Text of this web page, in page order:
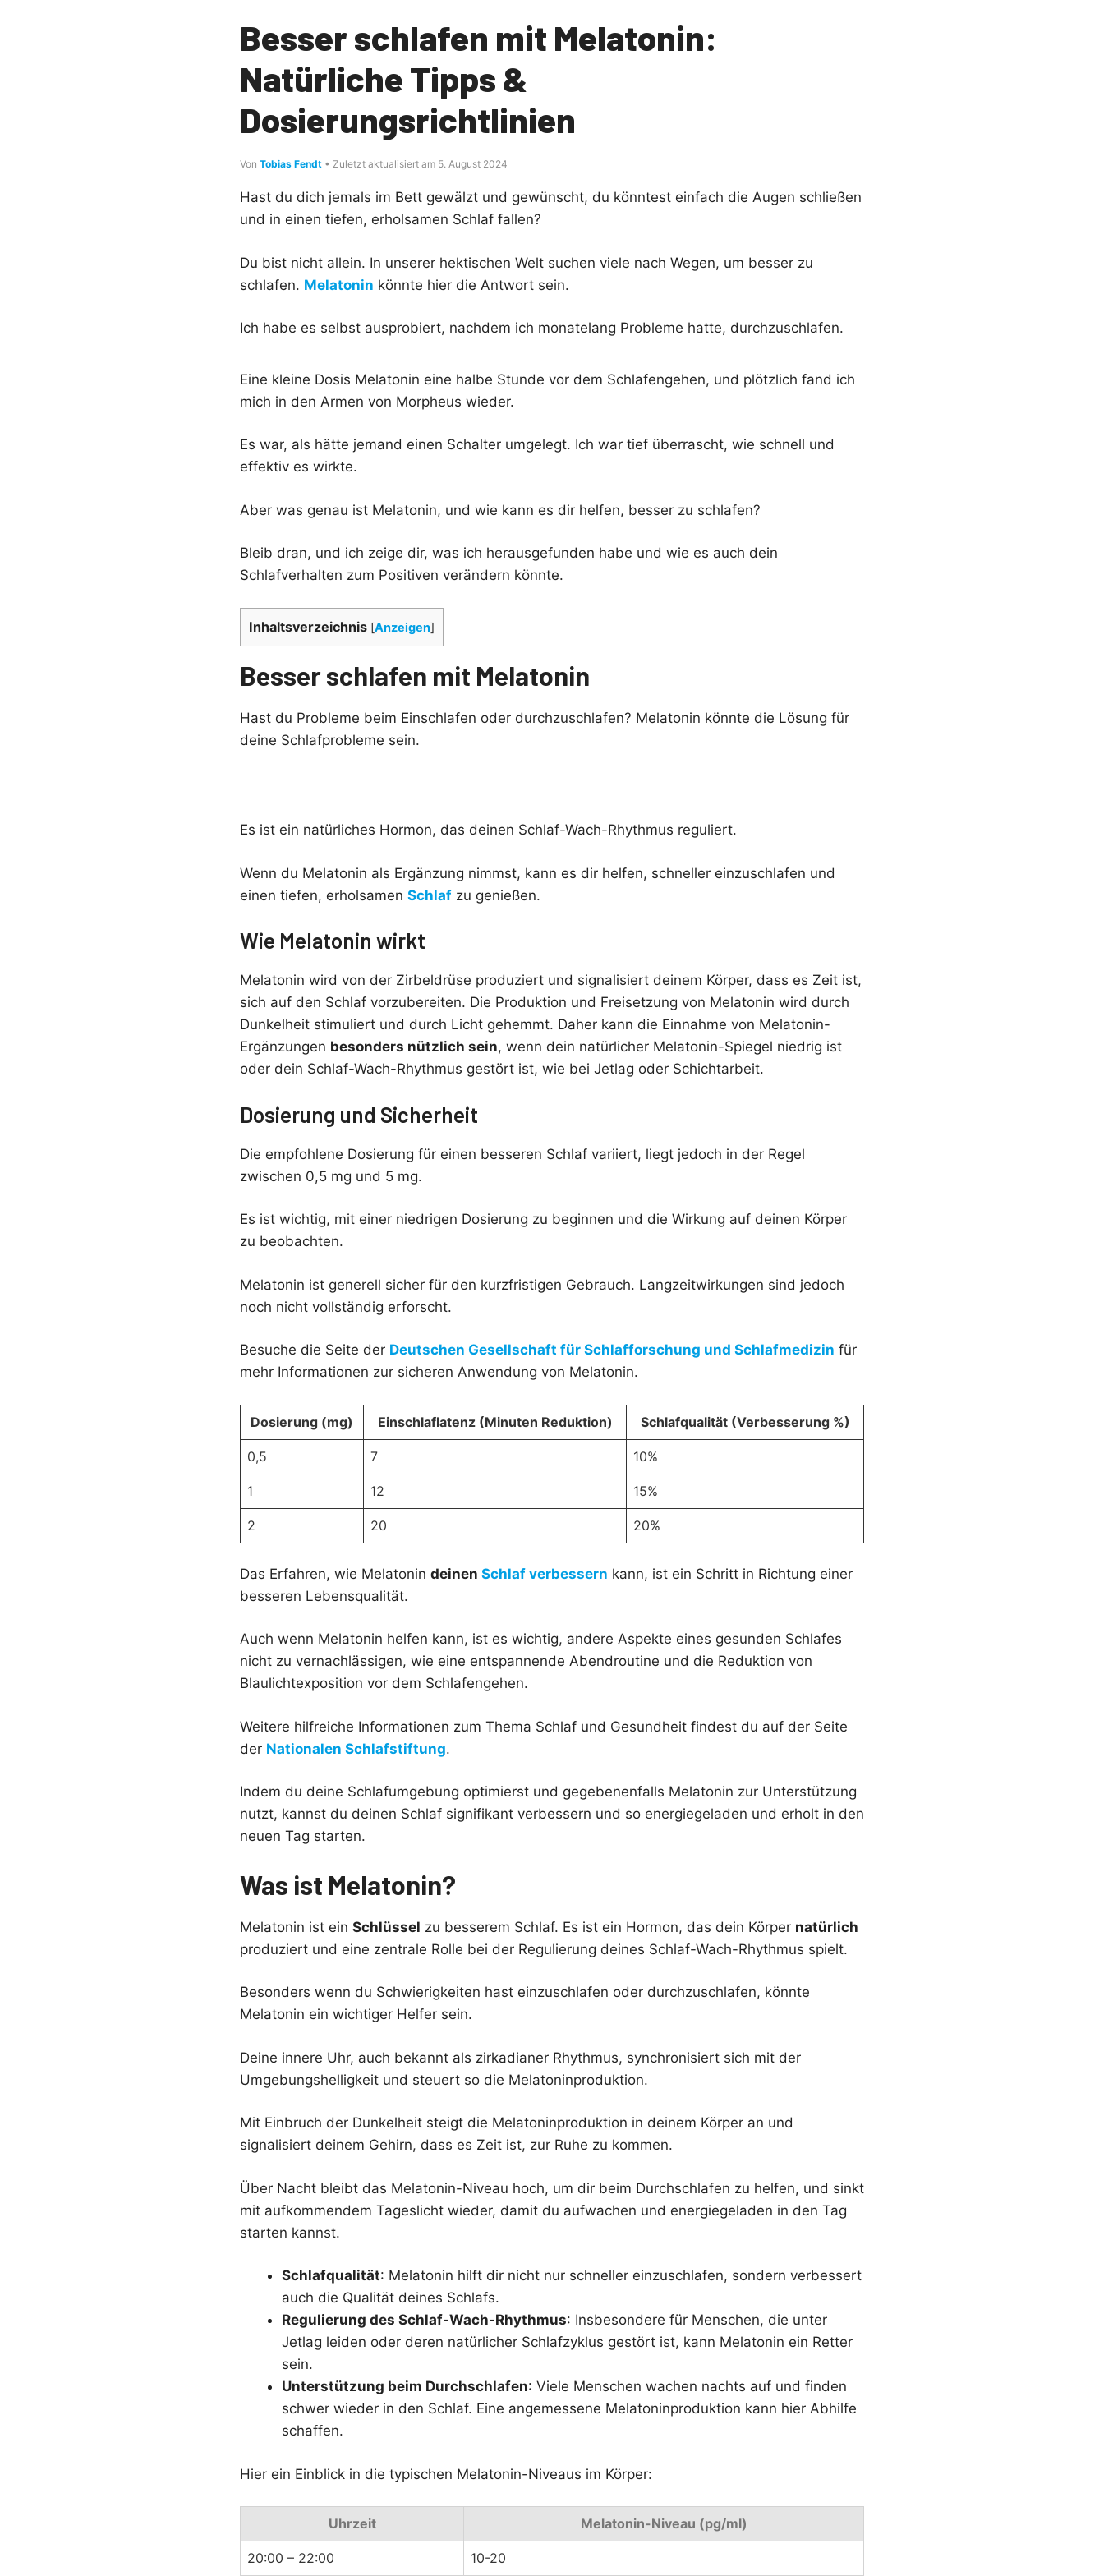
Besser schlafen mit Melatonin:
Natürliche Tipps &
Dosierungsrichtlinien
Von Tobias Fendt • Zuletzt aktualisiert am 5. August 2024
Hast du dich jemals im Bett gewälzt und gewünscht, du könntest einfach die Augen schließen
und in einen tiefen, erholsamen Schlaf fallen?
Du bist nicht allein. In unserer hektischen Welt suchen viele nach Wegen, um besser zu
schlafen. Melatonin könnte hier die Antwort sein.
Ich habe es selbst ausprobiert, nachdem ich monatelang Probleme hatte, durchzuschlafen.
Eine kleine Dosis Melatonin eine halbe Stunde vor dem Schlafengehen, und plötzlich fand ich
mich in den Armen von Morpheus wieder.
Es war, als hätte jemand einen Schalter umgelegt. Ich war tief überrascht, wie schnell und
effektiv es wirkte.
Aber was genau ist Melatonin, und wie kann es dir helfen, besser zu schlafen?
Bleib dran, und ich zeige dir, was ich herausgefunden habe und wie es auch dein
Schlafverhalten zum Positiven verändern könnte.
Inhaltsverzeichnis [Anzeigen]
Besser schlafen mit Melatonin
Hast du Probleme beim Einschlafen oder durchzuschlafen? Melatonin könnte die Lösung für
deine Schlafprobleme sein.
Es ist ein natürliches Hormon, das deinen Schlaf-Wach-Rhythmus reguliert.
Wenn du Melatonin als Ergänzung nimmst, kann es dir helfen, schneller einzuschlafen und
einen tiefen, erholsamen Schlaf zu genießen.
Wie Melatonin wirkt
Melatonin wird von der Zirbeldrüse produziert und signalisiert deinem Körper, dass es Zeit ist,
sich auf den Schlaf vorzubereiten. Die Produktion und Freisetzung von Melatonin wird durch
Dunkelheit stimuliert und durch Licht gehemmt. Daher kann die Einnahme von Melatonin-
Ergänzungen besonders nützlich sein, wenn dein natürlicher Melatonin-Spiegel niedrig ist
oder dein Schlaf-Wach-Rhythmus gestört ist, wie bei Jetlag oder Schichtarbeit.
Dosierung und Sicherheit
Die empfohlene Dosierung für einen besseren Schlaf variiert, liegt jedoch in der Regel
zwischen 0,5 mg und 5 mg.
Es ist wichtig, mit einer niedrigen Dosierung zu beginnen und die Wirkung auf deinen Körper
zu beobachten.
Melatonin ist generell sicher für den kurzfristigen Gebrauch. Langzeitwirkungen sind jedoch
noch nicht vollständig erforscht.
Besuche die Seite der Deutschen Gesellschaft für Schlafforschung und Schlafmedizin für
mehr Informationen zur sicheren Anwendung von Melatonin.
Dosierung (mg) Einschlaflatenz (Minuten Reduktion) Schlafqualität (Verbesserung %)
0,5 7 10%
1 12 15%
2 20 20%
Das Erfahren, wie Melatonin deinen Schlaf verbessern kann, ist ein Schritt in Richtung einer
besseren Lebensqualität.
Auch wenn Melatonin helfen kann, ist es wichtig, andere Aspekte eines gesunden Schlafes
nicht zu vernachlässigen, wie eine entspannende Abendroutine und die Reduktion von
Blaulichtexposition vor dem Schlafengehen.
Weitere hilfreiche Informationen zum Thema Schlaf und Gesundheit findest du auf der Seite
der Nationalen Schlafstiftung.
Indem du deine Schlafumgebung optimierst und gegebenenfalls Melatonin zur Unterstützung
nutzt, kannst du deinen Schlaf signifikant verbessern und so energiegeladen und erholt in den
neuen Tag starten.
Was ist Melatonin?
Melatonin ist ein Schlüssel zu besserem Schlaf. Es ist ein Hormon, das dein Körper natürlich
produziert und eine zentrale Rolle bei der Regulierung deines Schlaf-Wach-Rhythmus spielt.
Besonders wenn du Schwierigkeiten hast einzuschlafen oder durchzuschlafen, könnte
Melatonin ein wichtiger Helfer sein.
Deine innere Uhr, auch bekannt als zirkadianer Rhythmus, synchronisiert sich mit der
Umgebungshelligkeit und steuert so die Melatoninproduktion.
Mit Einbruch der Dunkelheit steigt die Melatoninproduktion in deinem Körper an und
signalisiert deinem Gehirn, dass es Zeit ist, zur Ruhe zu kommen.
Über Nacht bleibt das Melatonin-Niveau hoch, um dir beim Durchschlafen zu helfen, und sinkt
mit aufkommendem Tageslicht wieder, damit du aufwachen und energiegeladen in den Tag
starten kannst.
Schlafqualität: Melatonin hilft dir nicht nur schneller einzuschlafen, sondern verbessert
auch die Qualität deines Schlafs.
Regulierung des Schlaf-Wach-Rhythmus: Insbesondere für Menschen, die unter
Jetlag leiden oder deren natürlicher Schlafzyklus gestört ist, kann Melatonin ein Retter
sein.
Unterstützung beim Durchschlafen: Viele Menschen wachen nachts auf und finden
schwer wieder in den Schlaf. Eine angemessene Melatoninproduktion kann hier Abhilfe
schaffen.
Hier ein Einblick in die typischen Melatonin-Niveaus im Körper:
Uhrzeit Melatonin-Niveau (pg/ml)
20:00 – 22:00 10-20